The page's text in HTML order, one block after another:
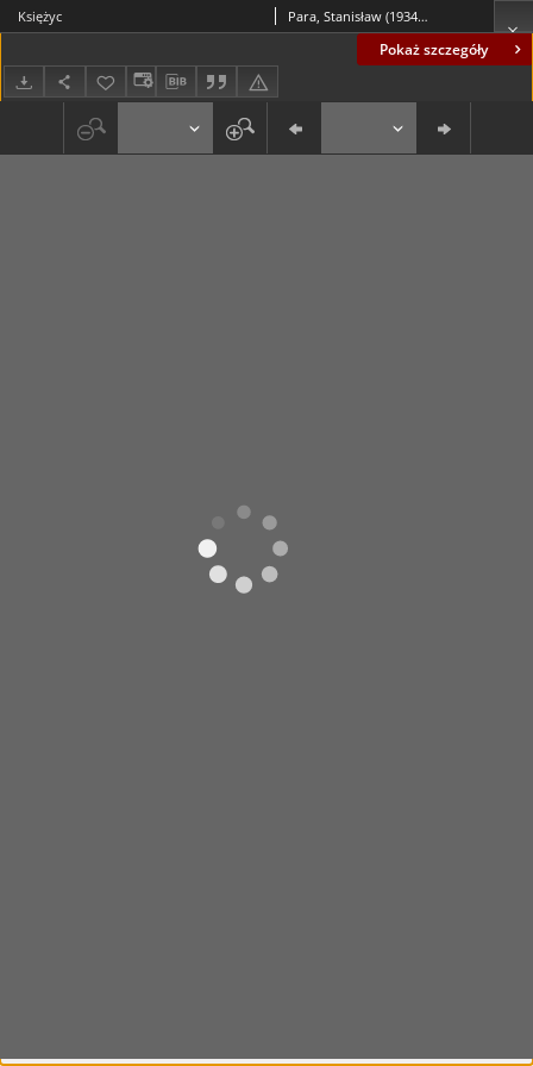
Pokaż szczegóły
Księżyc Para, Stanisław (1934-2010)